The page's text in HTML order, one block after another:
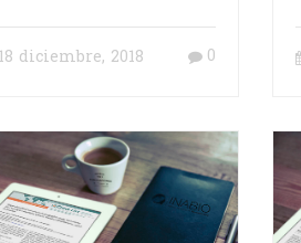
18 diciembre, 2018 0